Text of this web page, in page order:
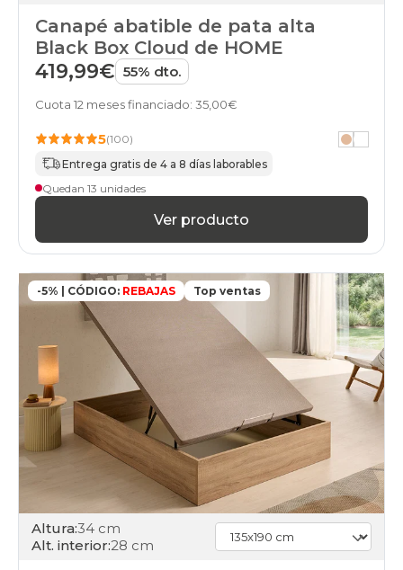
Canapé abatible de pata alta
Black Box Cloud de HOME
419,99€ 55% dto.
Cuota 12 meses financiado: 35,00€
5(100)
Entrega gratis de 4 a 8 días laborables
Quedan 13 unidades
Ver producto
-5% | CÓDIGO: REBAJAS Top ventas
Altura:34 cm
Alt. interior:28 cm